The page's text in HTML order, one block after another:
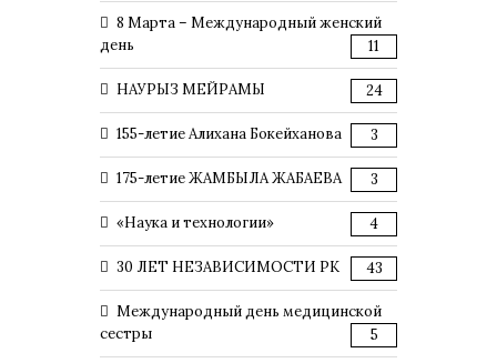
8 Марта – Международный женский
день
11
НАУРЫЗ МЕЙРАМЫ 24
155-летие Алихана Бокейханова 3
175-летие ЖАМБЫЛА ЖАБАЕВА 3
«Наука и технологии» 4
30 ЛЕТ НЕЗАВИСИМОСТИ РК 43
Международный день медицинской
сестры
5